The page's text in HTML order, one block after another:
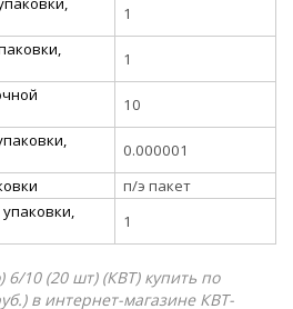
1
1
10
0.000001
п/э пакет
1
6/10 (20 шт) (КВТ) купить по
в интернет-магазине КВТ-